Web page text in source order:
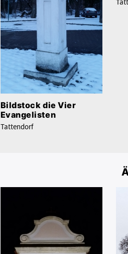
Bildstock die Vier
Evangelisten
Tattendorf